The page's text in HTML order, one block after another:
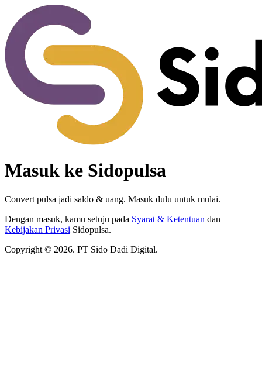
Masuk ke Sidopulsa
Convert pulsa jadi saldo & uang. Masuk dulu untuk mulai.
Dengan masuk, kamu setuju pada Syarat & Ketentuan dan
Kebijakan Privasi Sidopulsa.
Copyright © 2026. PT Sido Dadi Digital.